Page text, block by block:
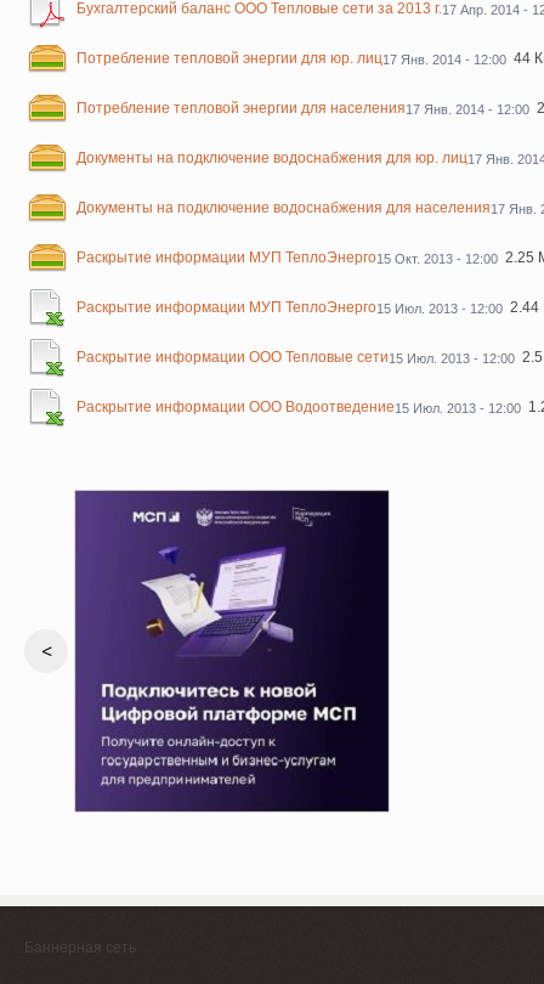
Бухгалтерский баланс ООО Тепловые сети за 2013 г.17 Апр. 2014 -
Потребление тепловой энергии для юр. лиц17 Янв. 2014 - 12:00 44
Потребление тепловой энергии для населения17 Янв. 2014 - 12:00
Документы на подключение водоснабжения для юр. лиц17 Янв.
Документы на подключение водоснабжения для населения17 Янв.
Раскрытие информации МУП ТеплоЭнерго15 Окт. 2013 - 12:00 2.25
Раскрытие информации МУП ТеплоЭнерго15 Июл. 2013 - 12:00
Раскрытие информации ООО Тепловые сети15 Июл. 2013 - 12:00
Раскрытие информации ООО Водоотведение15 Июл. 2013 - 12:00
<
Баннерная сеть